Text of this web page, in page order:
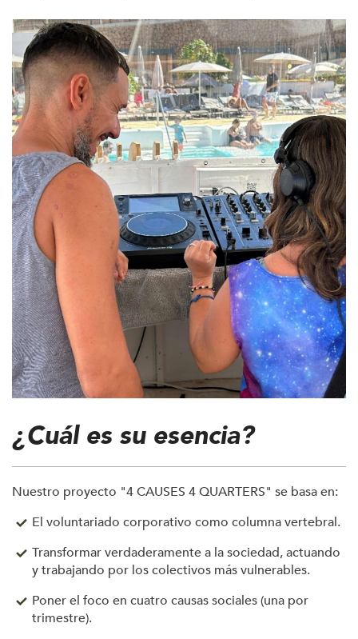
¿Cuál es su esencia?
Nuestro proyecto "4 CAUSES 4 QUARTERS" se basa en:
El voluntariado corporativo como columna vertebral.
Transformar verdaderamente a la sociedad, actuando
y trabajando por los colectivos más vulnerables.
Poner el foco en cuatro causas sociales (una por
trimestre).